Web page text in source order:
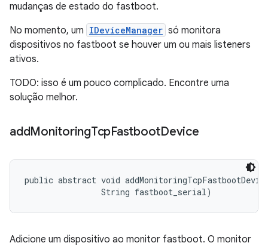
mudanças de estado do fastboot.
No momento, um IDeviceManager só monitora
dispositivos no fastboot se houver um ou mais listeners
ativos.
TODO: isso é um pouco complicado. Encontre uma
solução melhor.
addMonitoringTcpFastbootDevice
public abstract void
                String fastboot_serial)
Adicione um dispositivo ao monitor fastboot. O monitor